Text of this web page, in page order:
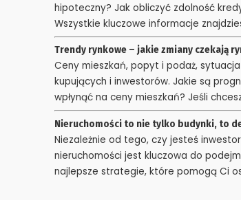
hipoteczny? Jak obliczyć zdolność
Wszystkie kluczowe informacje
Trendy rynkowe – jakie zmiany czekają
Ceny mieszkań, popyt i podaż,
kupujących i inwestorów. Jakie są
wpłynąć na ceny mieszkań? Jeśli
Nieruchomości to nie tylko budynki, to
Niezależnie od tego, czy jesteś
nieruchomości jest kluczowa do
najlepsze strategie, które pomogą Ci